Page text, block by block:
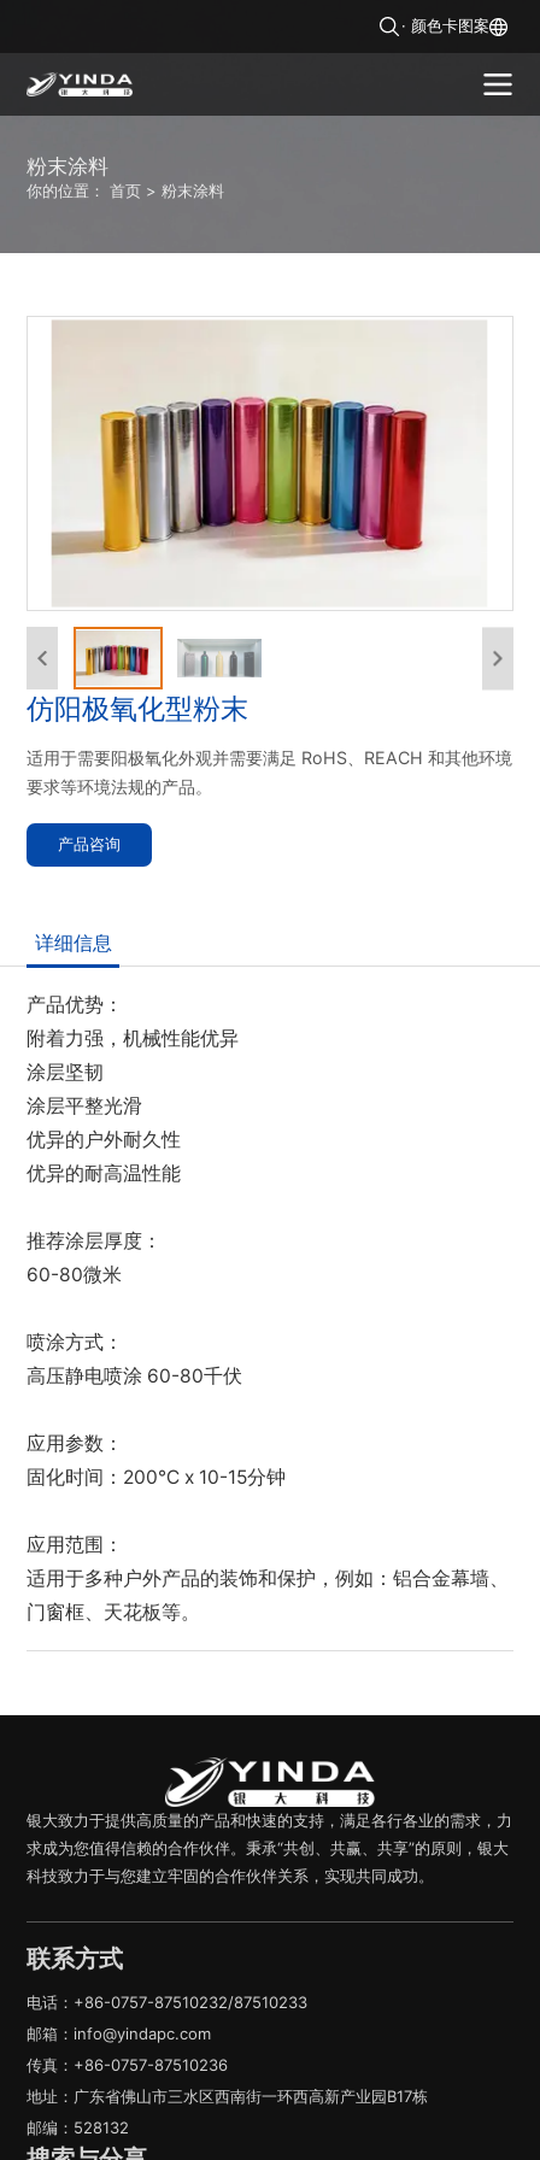
· 颜色卡图案
粉末涂料
你的位置：首页 >粉末涂料
仿阳极氧化型粉末
适用于需要阳极氧化外观并需要满足 RoHS、REACH 和其他环境
要求等环境法规的产品。
产品咨询
详细信息
产品优势：
附着力强，机械性能优异
涂层坚韧
涂层平整光滑
优异的户外耐久性
优异的耐高温性能
推荐涂层厚度：
60-80微米
喷涂方式：
高压静电喷涂 60-80千伏
应用参数：
固化时间：200℃ x 10-15分钟
应用范围：
适用于多种户外产品的装饰和保护，例如：铝合金幕墙、
门窗框、天花板等。
银大致力于提供高质量的产品和快速的支持，满足各行各业的需求，力
求成为您值得信赖的合作伙伴。秉承“共创、共赢、共享”的原则，银大
科技致力于与您建立牢固的合作伙伴关系，实现共同成功。
联系方式
电话：+86-0757-87510232/87510233
邮箱：info@yindapc.com
传真：+86-0757-87510236
地址：广东省佛山市三水区西南街一环西高新产业园B17栋
邮编：528132